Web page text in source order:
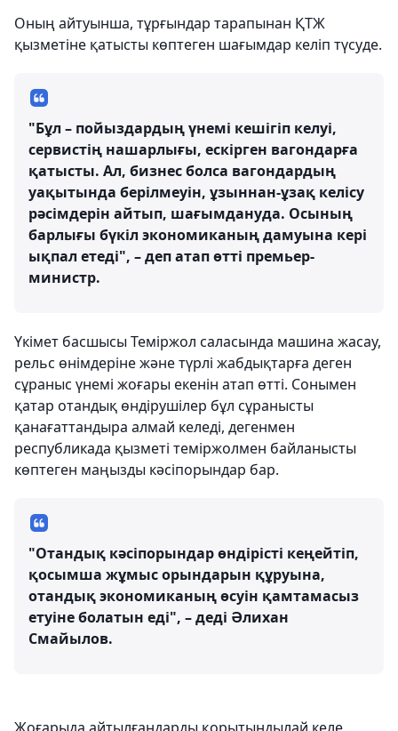
Оның айтуынша, тұрғындар тарапынан ҚТЖ
қызметіне қатысты көптеген шағымдар келіп түсуде.
"Бұл – пойыздардың үнемі кешігіп келуі,
сервистің нашарлығы, ескірген вагондарға
қатысты. Ал, бизнес болса вагондардың
уақытында берілмеуін, ұзыннан-ұзақ келісу
рәсімдерін айтып, шағымдануда. Осының
барлығы бүкіл экономиканың дамуына кері
ықпал етеді", – деп атап өтті премьер-
министр.
Үкімет басшысы Теміржол саласында машина жасау,
рельс өнімдеріне және түрлі жабдықтарға деген
сұраныс үнемі жоғары екенін атап өтті. Сонымен
қатар отандық өндірушілер бұл сұранысты
қанағаттандыра алмай келеді, дегенмен
республикада қызметі теміржолмен байланысты
көптеген маңызды кәсіпорындар бар.
"Отандық кәсіпорындар өндірісті кеңейтіп,
қосымша жұмыс орындарын құруына,
отандық экономиканың өсуін қамтамасыз
етуіне болатын еді", – деді Әлихан
Смайылов.